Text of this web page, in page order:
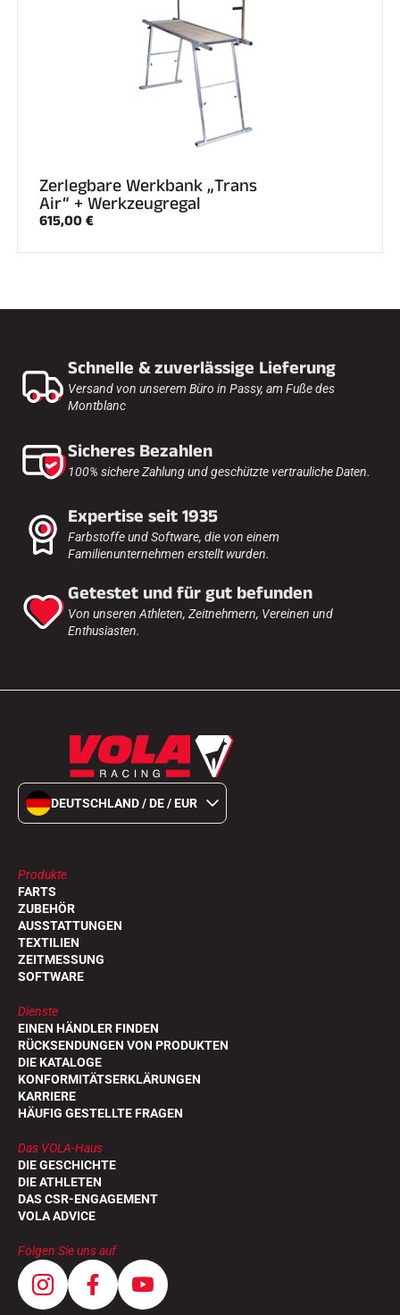
Zerlegbare Werkbank „Trans
Air“ + Werkzeugregal
615,00 €
Schnelle & zuverlässige Lieferung
Versand von unserem Büro in Passy, am Fuße des
Montblanc
Sicheres Bezahlen
100% sichere Zahlung und geschützte vertrauliche Daten.
Expertise seit 1935
Farbstoffe und Software, die von einem
Familienunternehmen erstellt wurden.
Getestet und für gut befunden
Von unseren Athleten, Zeitnehmern, Vereinen und
Enthusiasten.
DEUTSCHLAND / DE / EUR
Produkte
FARTS
ZUBEHÖR
AUSSTATTUNGEN
TEXTILIEN
ZEITMESSUNG
SOFTWARE
Dienste
EINEN HÄNDLER FINDEN
RÜCKSENDUNGEN VON PRODUKTEN
DIE KATALOGE
KONFORMITÄTSERKLÄRUNGEN
KARRIERE
HÄUFIG GESTELLTE FRAGEN
Das VOLA-Haus
DIE GESCHICHTE
DIE ATHLETEN
DAS CSR-ENGAGEMENT
VOLA ADVICE
Folgen Sie uns auf